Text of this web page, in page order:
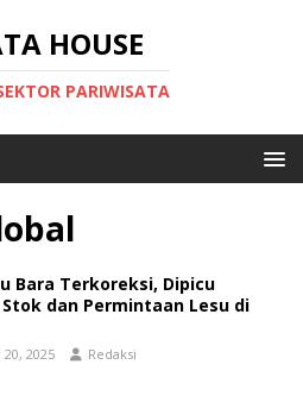
HOUSE
PARIWISATA
Bara Terkoreksi, Dipicu
dan Permintaan Lesu di
2025 Redaksi